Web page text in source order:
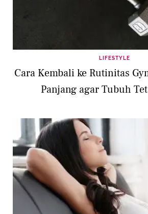
LIFESTYLE
Cara Kembali ke Rutinitas
Panjang agar Tubuh